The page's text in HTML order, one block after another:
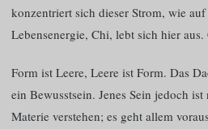
konzentriert sich dieser Strom, wie
Lebensenergie, Chi, lebt sich hier
Form ist Leere, Leere ist Form. Das
ein Bewusstsein. Jenes Sein jedoch
Materie verstehen; es geht allem